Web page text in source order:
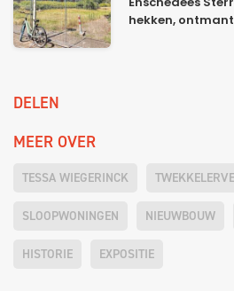
Enschedees
hekken,
DELEN
MEER OVER
TESSA WIEGERINCK
SLOOPWONINGEN NIEUWBOUW
HISTORIE EXPOSITIE